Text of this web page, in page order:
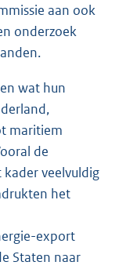
aan ook
onderzoek
wat hun
maritiem
de
veelvuldig
het
export
Staten naar